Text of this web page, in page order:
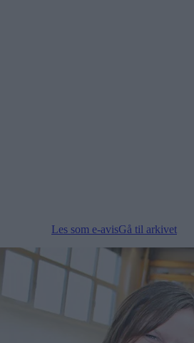
Les som e-avisGå til arkivet